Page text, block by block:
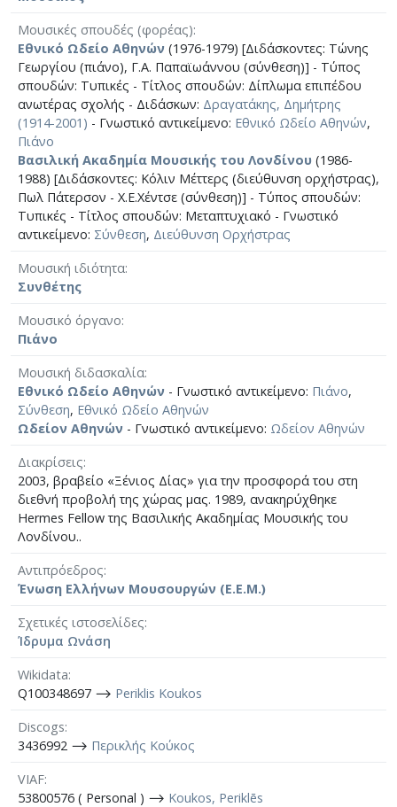
Μουσικές σπουδές (φορέας)
Εθνικό Ωδείο Αθηνών (1976-1979) [Διδάσκοντες: Τώνης
Γεωργίου (πιάνο), Γ.Α. Παπαϊωάννου (σύνθεση)] - Τύπος
σπουδών: Τυπικές - Τίτλος σπουδών: Δίπλωμα επιπέδου
ανωτέρας σχολής - Διδάσκων: Δραγατάκης, Δημήτρης
(1914-2001) - Γνωστικό αντικείμενο: Εθνικό Ωδείο Αθηνών,
Πιάνο
Βασιλική Ακαδημία Μουσικής του Λονδίνου (1986-
1988) [Διδάσκοντες: Κόλιν Μέττερς (διεύθυνση ορχήστρας),
Πωλ Πάτερσον - Χ.Ε.Χέντσε (σύνθεση)] - Τύπος σπουδών:
Τυπικές - Τίτλος σπουδών: Μεταπτυχιακό - Γνωστικό
αντικείμενο: Σύνθεση, Διεύθυνση Ορχήστρας
Μουσική ιδιότητα
Συνθέτης
Μουσικό όργανο
Πιάνο
Μουσική διδασκαλία
Εθνικό Ωδείο Αθηνών - Γνωστικό αντικείμενο: Πιάνο,
Σύνθεση, Εθνικό Ωδείο Αθηνών
Ωδείον Αθηνών - Γνωστικό αντικείμενο: Ωδείον Αθηνών
Διακρίσεις
2003, βραβείο «Ξένιος Δίας» για την προσφορά του στη
διεθνή προβολή της χώρας μας. 1989, ανακηρύχθηκε
Hermes Fellow της Βασιλικής Ακαδημίας Μουσικής του
Λονδίνου..
Αντιπρόεδρος
Ένωση Ελλήνων Μουσουργών (Ε.Ε.Μ.)
Σχετικές ιστοσελίδες
Ίδρυμα Ωνάση
Wikidata
Q100348697 ⟶ Periklis Koukos
Discogs
3436992 ⟶ Περικλής Κούκος
VIAF
53800576 ( Personal ) ⟶ Koukos, Periklēs